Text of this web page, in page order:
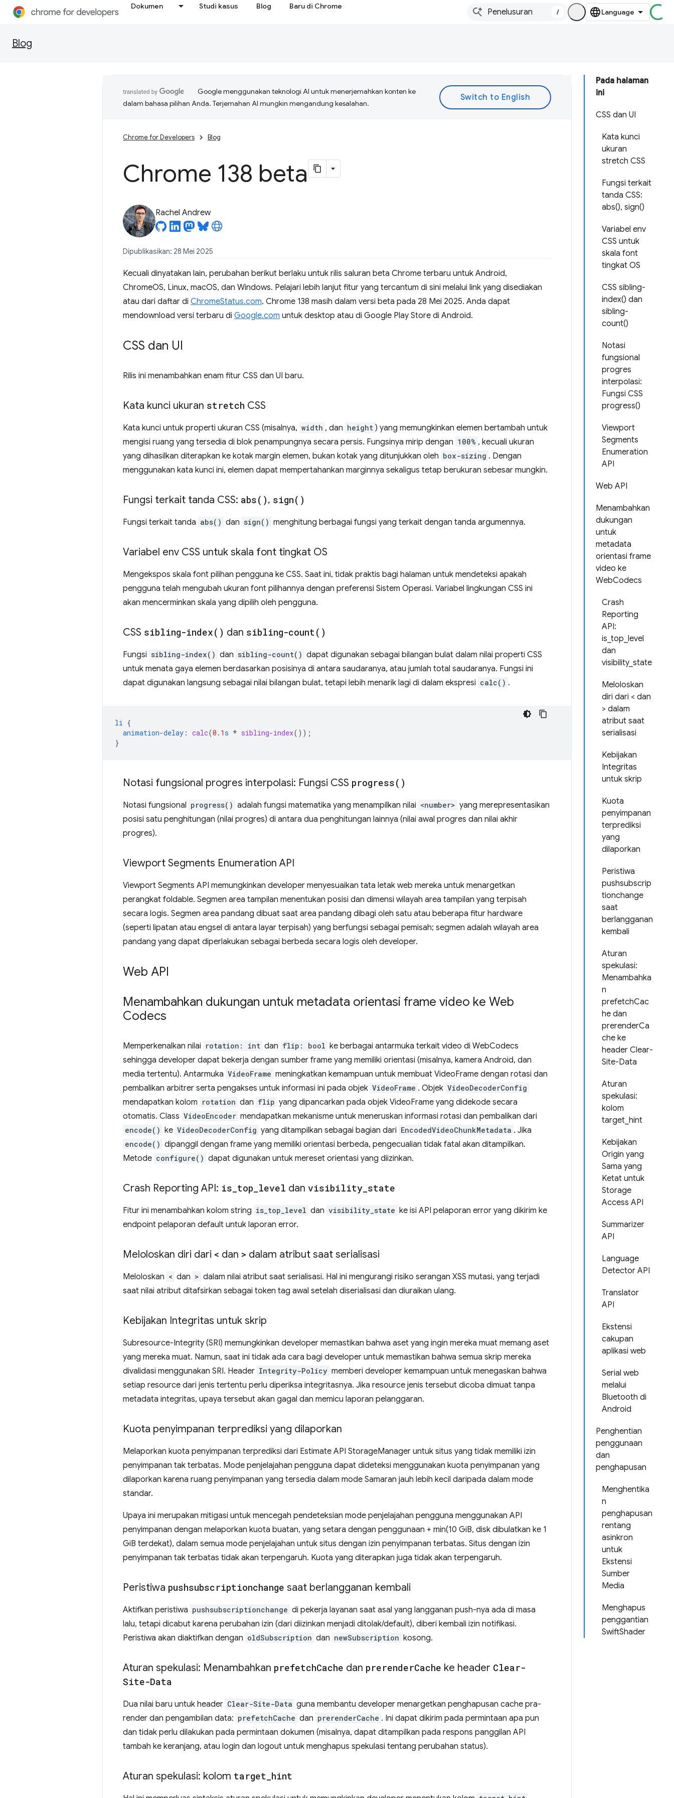
Dokumen Studi kasus Blog Baru di Chrome
/
Blog
Pada halaman
ini
CSS dan UI
Kata kunci
ukuran
stretch CSS
Fungsi terkait
tanda CSS:
abs(), sign()
Variabel env
CSS untuk
skala font
tingkat OS
CSS sibling-
index() dan
sibling-
count()
Notasi
fungsional
progres
interpolasi:
Fungsi CSS
progress()
Viewport
Segments
Enumeration
API
Web API
Menambahkan
dukungan
untuk
metadata
orientasi frame
video ke
WebCodecs
Crash
Reporting
API:
is_top_level
dan
visibility_state
Meloloskan
diri dari < dan
> dalam
atribut saat
serialisasi
Kebijakan
Integritas
untuk skrip
Kuota
penyimpanan
terprediksi
yang
dilaporkan
Peristiwa
pushsubscrip
tionchange
saat
berlangganan
kembali
Aturan
spekulasi:
Menambahka
n
prefetchCac
he dan
prerenderCa
che ke
header Clear-
Site-Data
Aturan
spekulasi:
kolom
target_hint
Kebijakan
Origin yang
Sama yang
Ketat untuk
Storage
Access API
Summarizer
API
Language
Detector API
Translator
API
Ekstensi
cakupan
aplikasi web
Serial web
melalui
Bluetooth di
Android
Penghentian
penggunaan
dan
penghapusan
Menghentika
n
penghapusan
rentang
asinkron
untuk
Ekstensi
Sumber
Media
Menghapus
penggantian
SwiftShader
Google menggunakan teknologi AI untuk menerjemahkan konten ke
dalam bahasa pilihan Anda. Terjemahan AI mungkin mengandung kesalahan.
Chrome for Developers Blog
Chrome 138 beta
Rachel Andrew
Dipublikasikan: 28 Mei 2025
Kecuali dinyatakan lain, perubahan berikut berlaku untuk rilis saluran beta Chrome terbaru untuk Android,
ChromeOS, Linux, macOS, dan Windows. Pelajari lebih lanjut fitur yang tercantum di sini melalui link yang disediakan
atau dari daftar di ChromeStatus.com. Chrome 138 masih dalam versi beta pada 28 Mei 2025. Anda dapat
mendownload versi terbaru di Google.com untuk desktop atau di Google Play Store di Android.
CSS dan UI
Rilis ini menambahkan enam fitur CSS dan UI baru.
Kata kunci ukuran stretch CSS
Kata kunci untuk properti ukuran CSS (misalnya, width , dan height ) yang memungkinkan elemen bertambah untuk
mengisi ruang yang tersedia di blok penampungnya secara persis. Fungsinya mirip dengan 100% , kecuali ukuran
yang dihasilkan diterapkan ke kotak margin elemen, bukan kotak yang ditunjukkan oleh box-sizing . Dengan
menggunakan kata kunci ini, elemen dapat mempertahankan marginnya sekaligus tetap berukuran sebesar mungkin.
Fungsi terkait tanda CSS: abs( ), sign( )
Fungsi terkait tanda abs() dan sign() menghitung berbagai fungsi yang terkait dengan tanda argumennya.
Variabel env CSS untuk skala font tingkat OS
Mengekspos skala font pilihan pengguna ke CSS. Saat ini, tidak praktis bagi halaman untuk mendeteksi apakah
pengguna telah mengubah ukuran font pilihannya dengan preferensi Sistem Operasi. Variabel lingkungan CSS ini
akan mencerminkan skala yang dipilih oleh pengguna.
CSS sibling-index( ) dan sibling-count( )
Fungsi sibling-index() dan sibling-count() dapat digunakan sebagai bilangan bulat dalam nilai properti CSS
untuk menata gaya elemen berdasarkan posisinya di antara saudaranya, atau jumlah total saudaranya. Fungsi ini
dapat digunakan langsung sebagai nilai bilangan bulat, tetapi lebih menarik lagi di dalam ekspresi calc() .
li {
animation-delay : calc(0.1s * sibling-index());
}
Notasi fungsional progres interpolasi: Fungsi CSS progress( )
Notasi fungsional progress() adalah fungsi matematika yang menampilkan nilai <number> yang merepresentasikan
posisi satu penghitungan (nilai progres) di antara dua penghitungan lainnya (nilai awal progres dan nilai akhir
progres).
Viewport Segments Enumeration API
Viewport Segments API memungkinkan developer menyesuaikan tata letak web mereka untuk menargetkan
perangkat foldable. Segmen area tampilan menentukan posisi dan dimensi wilayah area tampilan yang terpisah
secara logis. Segmen area pandang dibuat saat area pandang dibagi oleh satu atau beberapa fitur hardware
(seperti lipatan atau engsel di antara layar terpisah) yang berfungsi sebagai pemisah; segmen adalah wilayah area
pandang yang dapat diperlakukan sebagai berbeda secara logis oleh developer.
Web API
Menambahkan dukungan untuk metadata orientasi frame video ke Web
Codecs
Memperkenalkan nilai rotation: int dan flip: bool ke berbagai antarmuka terkait video di WebCodecs
sehingga developer dapat bekerja dengan sumber frame yang memiliki orientasi (misalnya, kamera Android, dan
media tertentu). Antarmuka VideoFrame meningkatkan kemampuan untuk membuat VideoFrame dengan rotasi dan
pembalikan arbitrer serta pengakses untuk informasi ini pada objek VideoFrame . Objek VideoDecoderConfig
mendapatkan kolom rotation dan flip yang dipancarkan pada objek VideoFrame yang didekode secara
otomatis. Class VideoEncoder mendapatkan mekanisme untuk meneruskan informasi rotasi dan pembalikan dari
encode() ke VideoDecoderConfig yang ditampilkan sebagai bagian dari EncodedVideoChunkMetadata . Jika
encode() dipanggil dengan frame yang memiliki orientasi berbeda, pengecualian tidak fatal akan ditampilkan.
Metode configure() dapat digunakan untuk mereset orientasi yang diizinkan.
Crash Reporting API: is top level dan visibility state
Fitur ini menambahkan kolom string is_top_level dan visibility_state ke isi API pelaporan error yang dikirim ke
endpoint pelaporan default untuk laporan error.
Meloloskan diri dari < dan > dalam atribut saat serialisasi
Meloloskan < dan > dalam nilai atribut saat serialisasi. Hal ini mengurangi risiko serangan XSS mutasi, yang terjadi
saat nilai atribut ditafsirkan sebagai token tag awal setelah diserialisasi dan diuraikan ulang.
Kebijakan Integritas untuk skrip
Subresource-Integrity (SRI) memungkinkan developer memastikan bahwa aset yang ingin mereka muat memang aset
yang mereka muat. Namun, saat ini tidak ada cara bagi developer untuk memastikan bahwa semua skrip mereka
divalidasi menggunakan SRI. Header Integrity-Policy memberi developer kemampuan untuk menegaskan bahwa
setiap resource dari jenis tertentu perlu diperiksa integritasnya. Jika resource jenis tersebut dicoba dimuat tanpa
metadata integritas, upaya tersebut akan gagal dan memicu laporan pelanggaran.
Kuota penyimpanan terprediksi yang dilaporkan
Melaporkan kuota penyimpanan terprediksi dari Estimate API StorageManager untuk situs yang tidak memiliki izin
penyimpanan tak terbatas. Mode penjelajahan pengguna dapat dideteksi menggunakan kuota penyimpanan yang
dilaporkan karena ruang penyimpanan yang tersedia dalam mode Samaran jauh lebih kecil daripada dalam mode
standar.
Upaya ini merupakan mitigasi untuk mencegah pendeteksian mode penjelajahan pengguna menggunakan API
penyimpanan dengan melaporkan kuota buatan, yang setara dengan penggunaan + min(10 GiB, disk dibulatkan ke 1
GiB terdekat), dalam semua mode penjelajahan untuk situs dengan izin penyimpanan terbatas. Situs dengan izin
penyimpanan tak terbatas tidak akan terpengaruh. Kuota yang diterapkan juga tidak akan terpengaruh.
Peristiwa pushsubscriptionchange saat berlangganan kembali
Aktifkan peristiwa pushsubscriptionchange di pekerja layanan saat asal yang langganan push-nya ada di masa
lalu, tetapi dicabut karena perubahan izin (dari diizinkan menjadi ditolak/default), diberi kembali izin notifikasi.
Peristiwa akan diaktifkan dengan oldSubscription dan newSubscription kosong.
Aturan spekulasi: Menambahkan prefetchCache dan prerenderCache ke header Clear-
Site-Data
Dua nilai baru untuk header Clear-Site-Data guna membantu developer menargetkan penghapusan cache pra-
render dan pengambilan data: prefetchCache dan prerenderCache . Ini dapat dikirim pada permintaan apa pun
dan tidak perlu dilakukan pada permintaan dokumen (misalnya, dapat ditampilkan pada respons panggilan API
tambah ke keranjang, atau login dan logout untuk menghapus spekulasi tentang perubahan status).
Aturan spekulasi: kolom target hint